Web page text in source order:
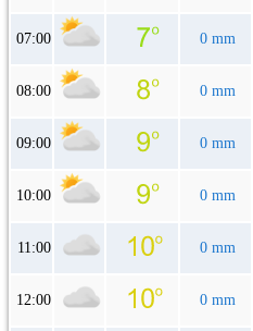
07:00 0 mm
08:00 0 mm
09:00 0 mm
10:00 0 mm
11:00 0 mm
12:00 0 mm